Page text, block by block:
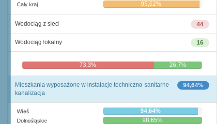
Cały kraj 95,62%
44
Wodociąg z sieci
16
Wodociąg lokalny
73,3% 26,7%
94,64%
Mieszkania wyposażone w instalacje techniczno-sanitarne -
kanalizacja
Wieś 94,64%
Dolnośląskie 98,65%